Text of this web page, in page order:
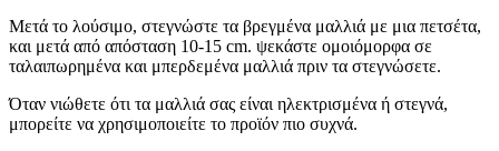
Μετά το λούσιμο, στεγνώστε τα βρεγμένα μαλλιά με μια πετσέτα,
και μετά από απόσταση 10-15 cm. ψεκάστε ομοιόμορφα σε
ταλαιπωρημένα και μπερδεμένα μαλλιά πριν τα στεγνώσετε.
Όταν νιώθετε ότι τα μαλλιά σας είναι ηλεκτρισμένα ή στεγνά,
μπορείτε να χρησιμοποιείτε το προϊόν πιο συχνά.